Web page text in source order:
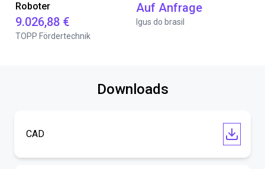
Roboter
9.026,88 €
TOPP Fördertechnik
Auf Anfrage
Igus do brasil
Downloads
CAD